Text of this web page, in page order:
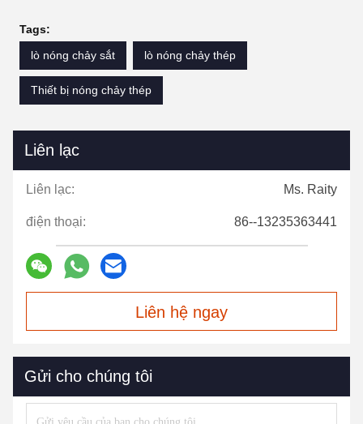
Tags:
lò nóng chảy sắt
lò nóng chảy thép
Thiết bị nóng chảy thép
Liên lạc
Liên lạc: Ms. Raity
điện thoại: 86--13235363441
Liên hệ ngay
Gửi cho chúng tôi